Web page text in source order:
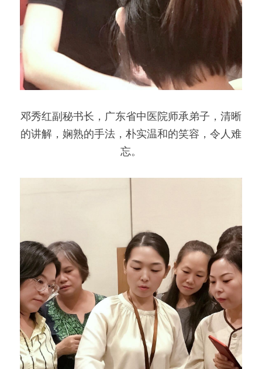
邓秀红副秘书长，广东省中医院师承弟子，清晰
的讲解，娴熟的手法，朴实温和的笑容，令人难
忘。